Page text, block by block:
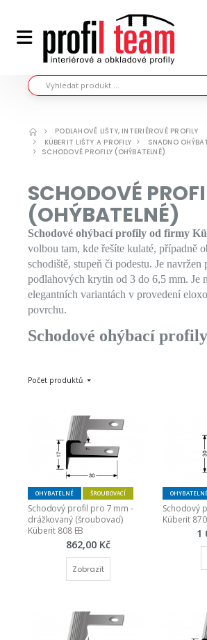
PODLAHOVÉ LIŠTY, INTERIÉROVÉ PROFILY
KÜBERIT LIŠTY A PROFILY
SNADNO
SCHODOVÉ PROFILY (OHÝBATELNÉ)
SCHODOVÉ
(OHÝBATELNÉ)
Schodové ohýbací profily od firmy
volbou tam, kde řešíte kulaté, případně
schodiště, stupeň či podestu. Je
podlahových krytin od 3 do 6,5 mm. Je
elegantních variantách v provedení
povrchu.
Schodové ohýbací profily
Počet produktů
OHYBATELNÉ ŠROUBOVACÍ
Schodový profil pro 7 mm -
drážkovaný (šroubovací)
Küberit 808 EB
862,00 Kč
Zobrazit
Schodový
Küberit 870
1